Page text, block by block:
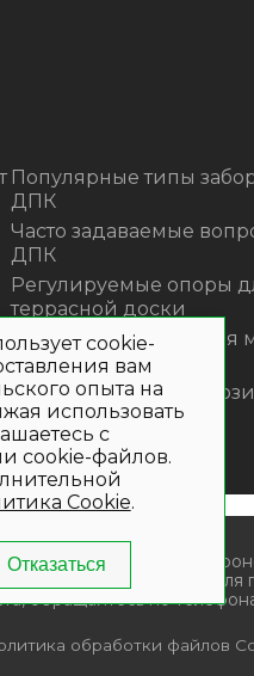
Популярные типы
ДПК
Часто задаваемые
ДПК
Регулируемые опоры
террасной доски
Премиальная садовая
из ротанга Outdoor
Нескользящие
ступени
ответственностью
публичной офертой.
обращайтесь по
обработки файлов
cookie-
вам
опыта на
использовать
с
cookie-файлов.
Cookie.
Отказаться